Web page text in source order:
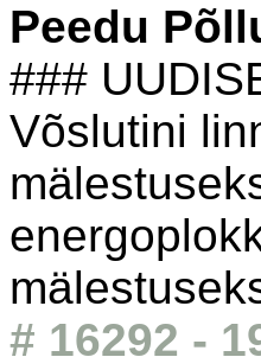
Peedu
###
Võslutini
# 16292 -